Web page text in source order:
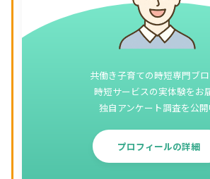
共働き子育ての時短専門ブ
時短サービスの実体験をお
独自アンケート調査を公
プロフィールの詳細